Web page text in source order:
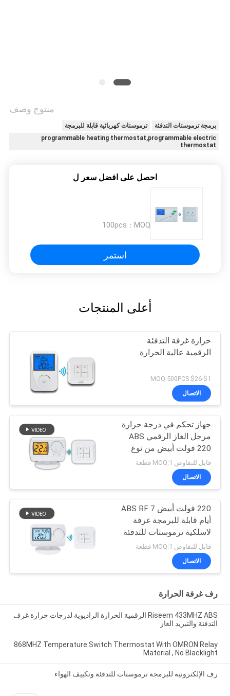
منتوج وصف
برمجة ترموستات التدفئة
ترموستات كهربائية قابلة للبرمجة
programmable heating thermostat,programmable electric
thermostat
احصل على افضل سعر ل
MOQ：
100pcs
استمر
أعلى المنتجات
حرارة غرفة التدفئة
الرقمية عالية الحرارة
$1-$26 MOQ:500PCS
الاتصال
جهاز تحكم في درجة حرارة
مرجل الغاز الرقمي ABS
220 فولت أبيض من نوع
RF ترموستات الغرفة
قابل للتفاوض MOQ:1 قطعة
الاتصال
220 فولت أبيض ABS RF 7
أيام قابلة للبرمجة غرفة
لاسلكية ترموستات للتدفئة
قابل للتفاوض MOQ:1 قطعة
الاتصال
رف غرفة الحرارة
Riseem 433MHZ ABS الرقمية الحرارة الراديوية لدرجات حرارة غرف
التدفئة والتبريد الغاز
868MHZ Temperature Switch Thermostat With OMRON Relay
Material , No Blacklight
رف الإلكترونية للبرمجة ترموستات للتدفئة وتكييف الهواء